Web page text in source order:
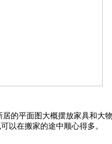
的平面图大概摆放家具和
以在搬家的途中顺心得多。